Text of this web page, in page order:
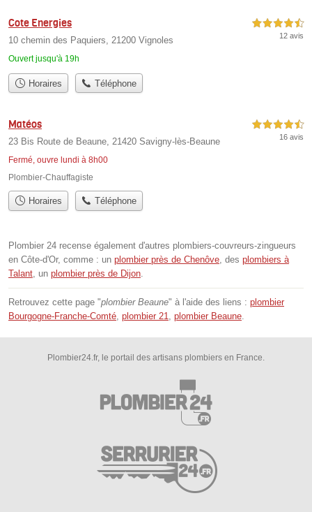
Cote Energies
10 chemin des Paquiers, 21200 Vignoles
Ouvert jusqu'à 19h
4,5 étoiles sur 5
12 avis
Horaires Téléphone
Matéos
23 Bis Route de Beaune, 21420 Savigny-lès-Beaune
Fermé, ouvre lundi à 8h00
4,5 étoiles sur 5
16 avis
Plombier-Chauffagiste
Horaires Téléphone
Plombier 24 recense également d'autres plombiers-couvreurs-zingueurs
en Côte-d'Or, comme : un plombier près de Chenôve , des plombiers à
Talant , un plombier près de Dijon
Retrouvez cette page "plombier Beaune" à l'aide des liens : plombier
Bourgogne-Franche-Comté plombier 21 plombier Beaune
Plombier24.fr, le portail des artisans plombiers en France.